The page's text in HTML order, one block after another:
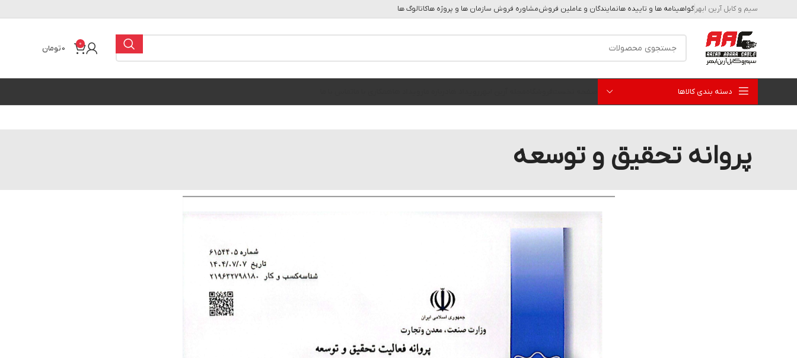
سیم و کابل آرین ابهر گواهینامه ها و تاییده هانمایندگان و عاملین فروشمشاوره فروش سازمان ها و پروژه هاکاتالوگ ها
0
0تومان
دسته بندی کالاها
پروانه تحقیق و توسعه